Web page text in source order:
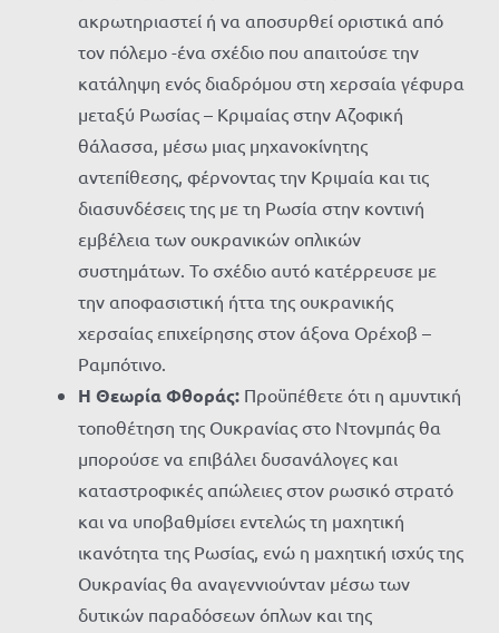
ακρωτηριαστεί ή να αποσυρθεί οριστικά από
τον πόλεμο -ένα σχέδιο που απαιτούσε την
κατάληψη ενός διαδρόμου στη χερσαία γέφυρα
μεταξύ Ρωσίας – Κριμαίας στην Αζοφική
θάλασσα, μέσω μιας μηχανοκίνητης
αντεπίθεσης, φέρνοντας την Κριμαία και τις
διασυνδέσεις της με τη Ρωσία στην κοντινή
εμβέλεια των ουκρανικών οπλικών
συστημάτων. Το σχέδιο αυτό κατέρρευσε με
την αποφασιστική ήττα της ουκρανικής
χερσαίας επιχείρησης στον άξονα Ορέχοβ –
Ραμπότινο.
Η Θεωρία Φθοράς: Προϋπέθετε ότι η αμυντική
τοποθέτηση της Ουκρανίας στο Ντονμπάς θα
μπορούσε να επιβάλει δυσανάλογες και
καταστροφικές απώλειες στον ρωσικό στρατό
και να υποβαθμίσει εντελώς τη μαχητική
ικανότητα της Ρωσίας, ενώ η μαχητική ισχύς της
Ουκρανίας θα αναγεννιούνταν μέσω των
δυτικών παραδόσεων όπλων και της